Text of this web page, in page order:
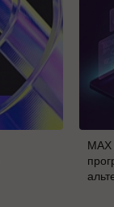
MAX